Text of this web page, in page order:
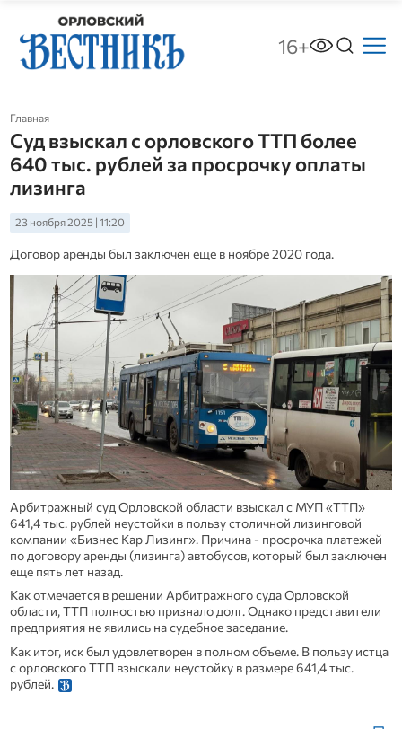
16+
Главная
Суд взыскал с орловского ТТП более
640 тыс. рублей за просрочку оплаты
лизинга
23 ноября 2025 | 11:20
Договор аренды был заключен еще в ноябре 2020 года.
Арбитражный суд Орловской области взыскал с МУП «ТТП»
641,4 тыс. рублей неустойки в пользу столичной лизинговой
компании «Бизнес Кар Лизинг». Причина - просрочка платежей
по договору аренды (лизинга) автобусов, который был заключен
еще пять лет назад.
Как отмечается в решении Арбитражного суда Орловской
области, ТТП полностью признало долг. Однако представители
предприятия не явились на судебное заседание.
Как итог, иск был удовлетворен в полном объеме. В пользу истца
с орловского ТТП взыскали неустойку в размере 641,4 тыс.
рублей.